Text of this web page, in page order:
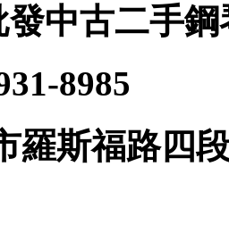
發中古二手鋼
8985
羅斯福路四